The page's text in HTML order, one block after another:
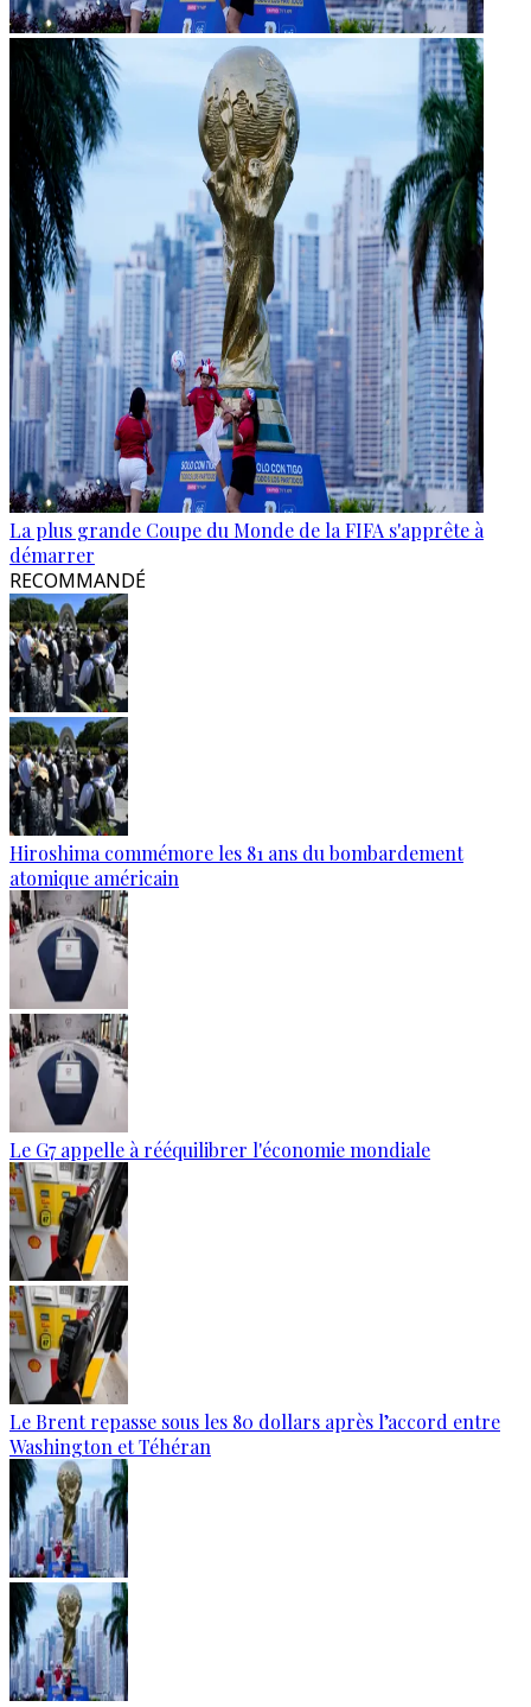
La plus grande Coupe du Monde de la FIFA s'apprête à
démarrer
RECOMMANDÉ
Hiroshima commémore les 81 ans du bombardement
atomique américain
Le G7 appelle à rééquilibrer l'économie mondiale
Le Brent repasse sous les 80 dollars après l’accord entre
Washington et Téhéran